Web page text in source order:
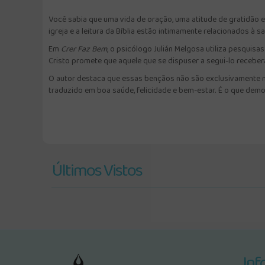
Você sabia que uma vida de oração, uma atitude de
igreja e a leitura da Bíblia estão intimamente relacionados à
Em Crer Faz Bem, o psicólogo Julián Melgosa utiliza
Cristo promete que aquele que se dispuser a segui-lo
O autor destaca que essas bençãos não são
traduzido em boa saúde, felicidade e bem-estar. É o que
Últimos Vistos